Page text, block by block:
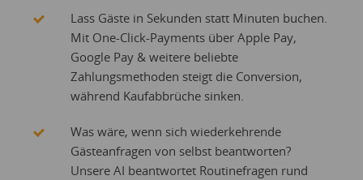
Lass Gäste in Sekunden statt Minuten buchen.
Mit One-Click-Payments über Apple Pay,
Google Pay & weitere beliebte
Zahlungsmethoden steigt die Conversion,
während Kaufabbrüche sinken.
Was wäre, wenn sich wiederkehrende
Gästeanfragen von selbst beantworten?
Unsere AI beantwortet Routinefragen rund